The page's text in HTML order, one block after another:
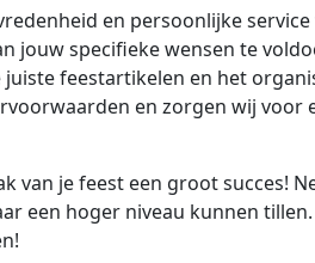
en persoonlijke
jouw specifieke wensen te
feestartikelen en het
en zorgen wij voor
van je feest een groot succes!
een hoger niveau kunnen